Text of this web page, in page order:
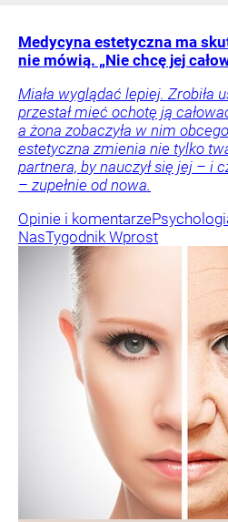
Medycyna estetyczna ma
nie mówią. „Nie chcę jej
Miała wyglądać lepiej. Zrobiła
przestał mieć ochotę ją
a żona zobaczyła w nim
estetyczna zmienia nie tylko
partnera, by nauczył się jej – i
– zupełnie od nowa.
Opinie i komentarze
NasTygodnik Wprost